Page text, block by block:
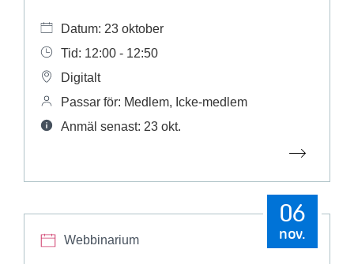
Datum: 23 oktober
Tid: 12:00 - 12:50
Digitalt
Passar för: Medlem, Icke-medlem
Anmäl senast: 23 okt.
Webbinarium
06
nov.